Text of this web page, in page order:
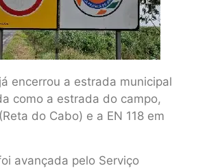
encerrou a estrada municipal
como a estrada do campo,
do Cabo) e a EN 118 em
avançada pelo Serviço